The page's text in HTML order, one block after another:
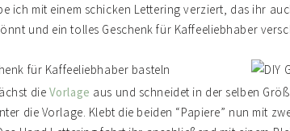
ich mit einem schicken Lettering verziert, das ihr
und ein tolles Geschenk für Kaffeeliebhaber
die Vorlage aus und schneidet in der selben
die Vorlage. Klebt die beiden “Papiere” nun mit